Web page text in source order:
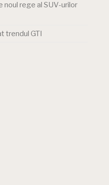
rege al SUV-urilor
trendul GTI